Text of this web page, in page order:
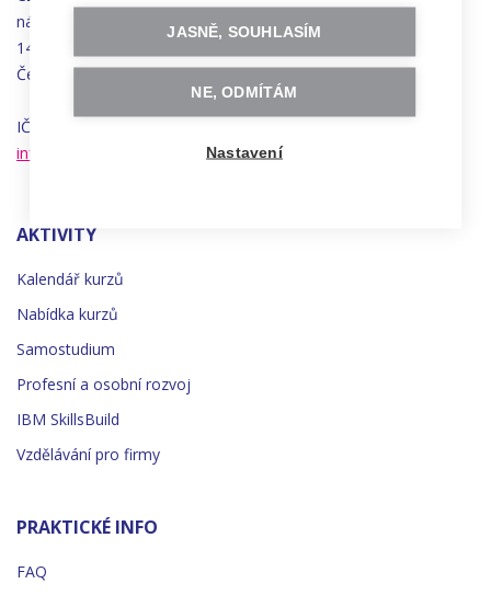
náměstí
Synků 1748/17
140 00 Praha 4 - Nusle
Česká republika
IČO 22834958 | DIČ CZ22834958
info@czechitas.cz
AKTIVITY
Kalendář kurzů
Nabídka kurzů
Samostudium
Profesní a osobní rozvoj
IBM SkillsBuild
Vzdělávání pro firmy
PRAKTICKÉ INFO
FAQ
JASNĚ, SOUHLASÍM
NE, ODMÍTÁM
Nastavení